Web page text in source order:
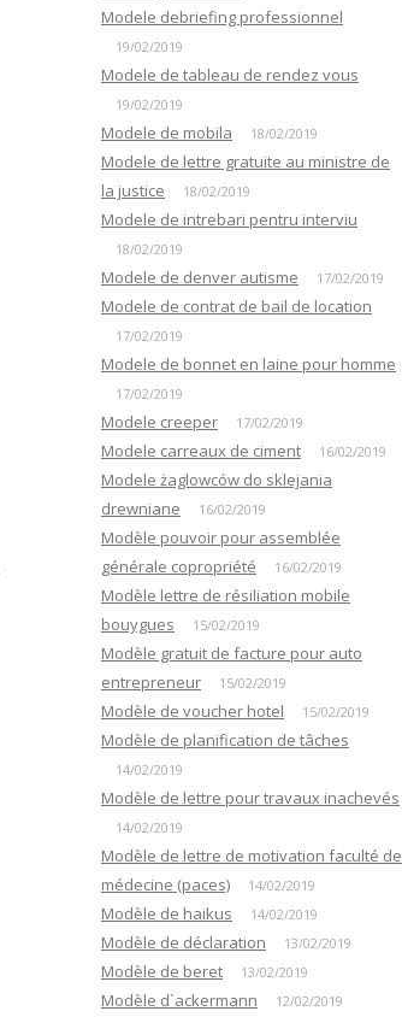
Modele debriefing professionnel
19/02/2019
Modele de tableau de rendez vous
19/02/2019
Modele de mobila 18/02/2019
Modele de lettre gratuite au ministre de
la justice
18/02/2019
Modele de intrebari pentru interviu
18/02/2019
Modele de denver autisme 17/02/2019
Modele de contrat de bail de location
17/02/2019
Modele de bonnet en laine pour homme
17/02/2019
Modele creeper 17/02/2019
Modele carreaux de ciment 16/02/2019
Modele żaglowców do sklejania
drewniane
16/02/2019
Modèle pouvoir pour assemblée
générale copropriété
16/02/2019
Modèle lettre de résiliation mobile
bouygues
15/02/2019
Modèle gratuit de facture pour auto
entrepreneur
15/02/2019
Modèle de voucher hotel 15/02/2019
Modèle de planification de tâches
14/02/2019
Modèle de lettre pour travaux inachevés
14/02/2019
Modèle de lettre de motivation faculté de
médecine (paces)
14/02/2019
Modèle de haikus 14/02/2019
Modèle de déclaration 13/02/2019
Modèle de beret 13/02/2019
Modèle d`ackermann 12/02/2019